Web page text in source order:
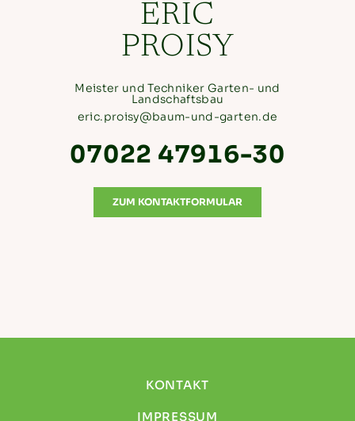
ERIC
PROISY
Meister und Techniker Garten- und
Landschaftsbau
eric.proisy@baum-und-garten.de
07022 47916-30
ZUM KONTAKTFORMULAR
KONTAKT
IMPRESSUM